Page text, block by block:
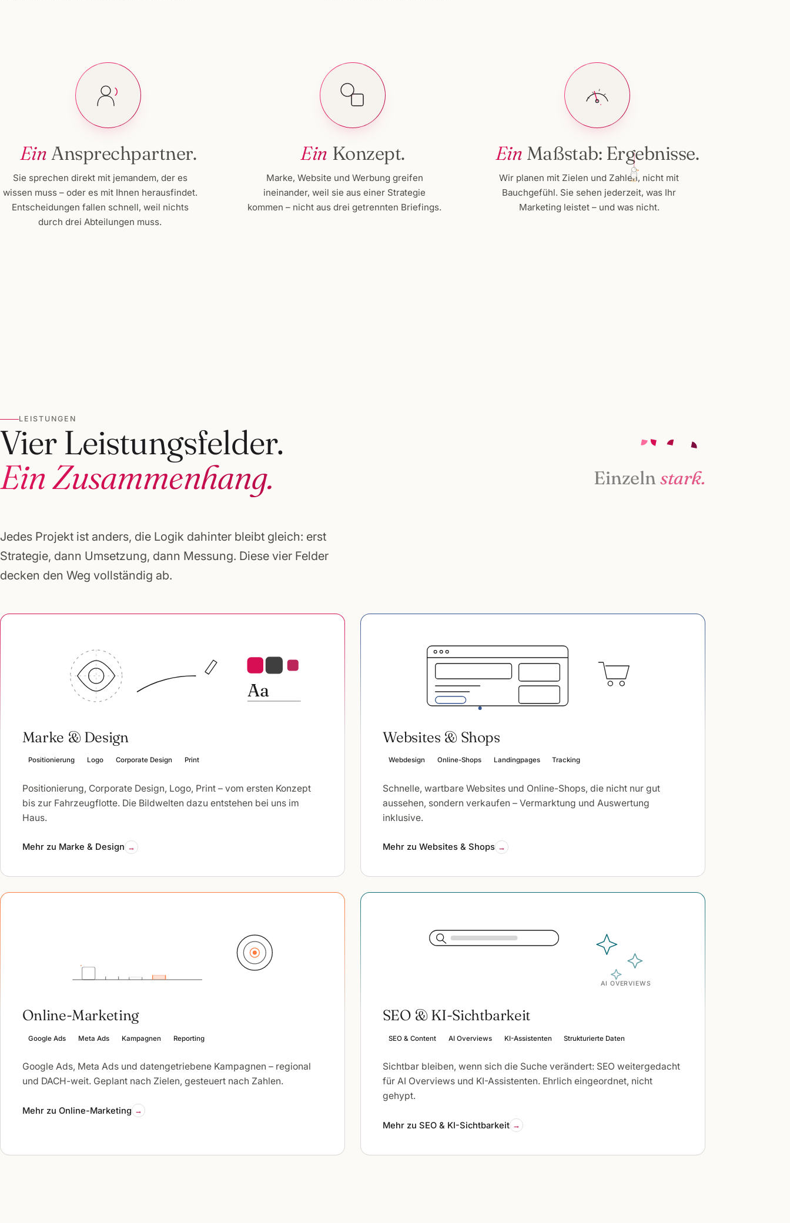
Ein Ansprechpartner.
Sie sprechen direkt mit jemandem, der es
wissen muss – oder es mit Ihnen herausfindet.
Entscheidungen fallen schnell, weil nichts
durch drei Abteilungen muss.
Ein Konzept.
Marke, Website und Werbung greifen
ineinander, weil sie aus einer Strategie
kommen – nicht aus drei getrennten Briefings.
Ein Maßstab: Ergebnisse.
Wir planen mit Zielen und Zahlen, nicht mit
Bauchgefühl. Sie sehen jederzeit, was Ihr
Marketing leistet – und was nicht.
LEISTUNGEN
Vier Leistungsfelder.
Ein Zusammenhang.
Einzelnstark.
Jedes Projekt ist anders, die Logik dahinter bleibt gleich: erst
Strategie, dann Umsetzung, dann Messung. Diese vier Felder
decken den Weg vollständig ab.
Aa
Marke & Design
Positionierung Logo Corporate Design Print
Positionierung, Corporate Design, Logo, Print – vom ersten Konzept
bis zur Fahrzeugflotte. Die Bildwelten dazu entstehen bei uns im
Haus.
Mehr zu Marke & Design
Websites & Shops
Webdesign Online-Shops Landingpages Tracking
Schnelle, wartbare Websites und Online-Shops, die nicht nur gut
aussehen, sondern verkaufen – Vermarktung und Auswertung
inklusive.
Mehr zu Websites & Shops
Online-Marketing
Google Ads Meta Ads Kampagnen Reporting
Google Ads, Meta Ads und datengetriebene Kampagnen – regional
und DACH-weit. Geplant nach Zielen, gesteuert nach Zahlen.
Mehr zu Online-Marketing
AI OVERVIEWS
SEO & KI-Sichtbarkeit
SEO & Content AI Overviews KI-Assistenten Strukturierte Daten
Sichtbar bleiben, wenn sich die Suche verändert: SEO weitergedacht
für AI Overviews und KI-Assistenten. Ehrlich eingeordnet, nicht
gehypt.
Mehr zu SEO & KI-Sichtbarkeit